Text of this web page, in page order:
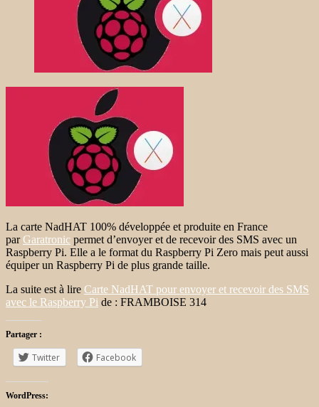
La carte NadHAT 100% développée et produite en France
parGaratronic permet d’envoyer et de recevoir des SMS avec un
Raspberry Pi. Elle a le format du Raspberry Pi Zero mais peut aussi
équiper un Raspberry Pi de plus grande taille.
La suite est à lire Carte NadHAT pour envoyer et recevoir des SMS
avec le Raspberry Pi de : FRAMBOISE 314
Partager :
Twitter Facebook
WordPress: